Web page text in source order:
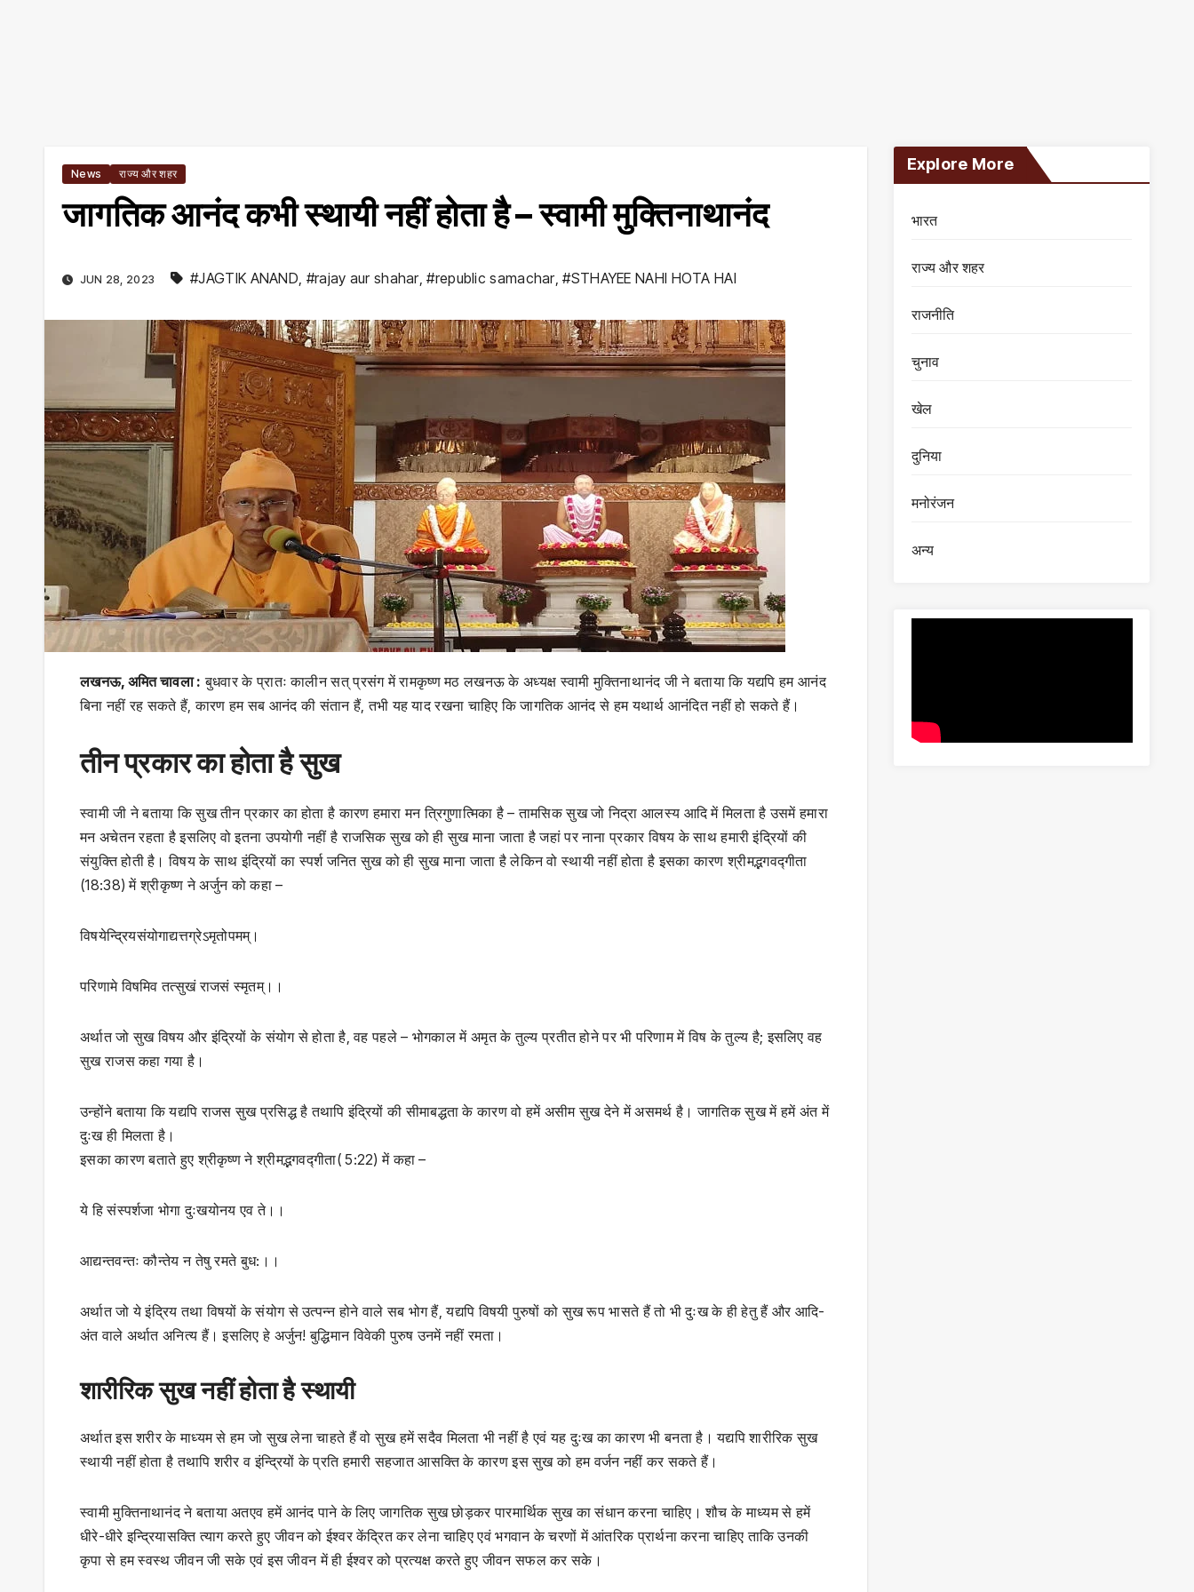
News राज्य और शहर
जागतिक आनंद कभी स्थायी नहीं होता है – स्वामी मुक्तिनाथानंद
JUN 28, 2023 #JAGTIK ANAND, #rajay aur shahar,#republic samachar,#STHAYEE NAHI HOTA HAI
लखनऊ, अमित चावला : बुधवार के प्रातः कालीन सत् प्रसंग में रामकृष्ण मठ लखनऊ के अध्यक्ष स्वामी मुक्तिनाथानंद जी ने बताया कि यद्यपि हम आनंद
बिना नहीं रह सकते हैं, कारण हम सब आनंद की संतान हैं, तभी यह याद रखना चाहिए कि जागतिक आनंद से हम यथार्थ आनंदित नहीं हो सकते हैं।
तीन प्रकार का होता है सुख
स्वामी जी ने बताया कि सुख तीन प्रकार का होता है कारण हमारा मन त्रिगुणात्मिका है – तामसिक सुख जो निद्रा आलस्य आदि में मिलता है उसमें हमारा
मन अचेतन रहता है इसलिए वो इतना उपयोगी नहीं है राजसिक सुख को ही सुख माना जाता है जहां पर नाना प्रकार विषय के साथ हमारी इंद्रियों की
संयुक्ति होती है। विषय के साथ इंद्रियों का स्पर्श जनित सुख को ही सुख माना जाता है लेकिन वो स्थायी नहीं होता है इसका कारण श्रीमद्भगवद्गीता
(18:38) में श्रीकृष्ण ने अर्जुन को कहा –
विषयेन्द्रियसंयोगाद्यत्तग्रेऽमृतोपमम्।
परिणामे विषमिव तत्सुखं राजसं स्मृतम्।।
अर्थात जो सुख विषय और इंद्रियों के संयोग से होता है, वह पहले – भोगकाल में अमृत के तुल्य प्रतीत होने पर भी परिणाम में विष के तुल्य है; इसलिए वह
सुख राजस कहा गया है।
उन्होंने बताया कि यद्यपि राजस सुख प्रसिद्ध है तथापि इंद्रियों की सीमाबद्धता के कारण वो हमें असीम सुख देने में असमर्थ है। जागतिक सुख में हमें अंत में
दुःख ही मिलता है।
इसका कारण बताते हुए श्रीकृष्ण ने श्रीमद्भगवद्गीता( 5:22) में कहा –
ये हि संस्पर्शजा भोगा दुःखयोनय एव ते।।
आद्यन्तवन्तः कौन्तेय न तेषु रमते बुध:।।
अर्थात जो ये इंद्रिय तथा विषयों के संयोग से उत्पन्न होने वाले सब भोग हैं, यद्यपि विषयी पुरुषों को सुख रूप भासते हैं तो भी दुःख के ही हेतु हैं और आदि-
अंत वाले अर्थात अनित्य हैं। इसलिए हे अर्जुन! बुद्धिमान विवेकी पुरुष उनमें नहीं रमता।
शारीरिक सुख नहीं होता है स्थायी
अर्थात इस शरीर के माध्यम से हम जो सुख लेना चाहते हैं वो सुख हमें सदैव मिलता भी नहीं है एवं यह दुःख का कारण भी बनता है। यद्यपि शारीरिक सुख
स्थायी नहीं होता है तथापि शरीर व इंन्द्रियों के प्रति हमारी सहजात आसक्ति के कारण इस सुख को हम वर्जन नहीं कर सकते हैं।
स्वामी मुक्तिनाथानंद ने बताया अतएव हमें आनंद पाने के लिए जागतिक सुख छोड़कर पारमार्थिक सुख का संधान करना चाहिए। शौच के माध्यम से हमें
धीरे-धीरे इन्द्रियासक्ति त्याग करते हुए जीवन को ईश्वर केंद्रित कर लेना चाहिए एवं भगवान के चरणों में आंतरिक प्रार्थना करना चाहिए ताकि उनकी
कृपा से हम स्वस्थ जीवन जी सके एवं इस जीवन में ही ईश्वर को प्रत्यक्ष करते हुए जीवन सफल कर सके।
Explore More
भारत
राज्य और शहर
राजनीति
चुनाव
खेल
दुनिया
मनोरंजन
अन्य